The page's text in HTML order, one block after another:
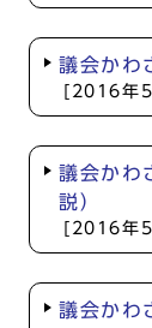
議会か
[2016年
議会か
説）
[2016年
議会か